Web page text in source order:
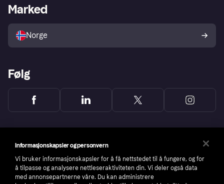
Utforsk butikker
Merchant portal
Marked
Norge
Følg
Informasjonskapsler og personvern
Vi bruker informasjonskapsler for å få nettstedet til å fungere, og for
å tilpasse og analysere nettleseraktiviteten din. Vi deler også data
med annonsepartnerne våre. Du kan administrere